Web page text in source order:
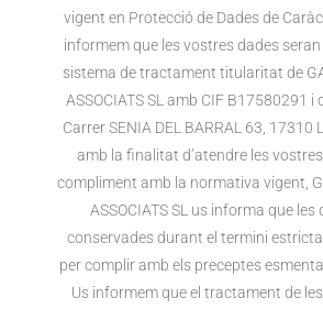
vigent en Protecció de Dades de
informem que les vostres dades
sistema de tractament titularitat de
ASSOCIATS SL amb CIF B17580291 i
Carrer SENIA DEL BARRAL 63, 17310
amb la finalitat d’atendre les
compliment amb la normativa vigent,
ASSOCIATS SL us informa que les
conservades durant el termini
per complir amb els preceptes
Us informem que el tractament de